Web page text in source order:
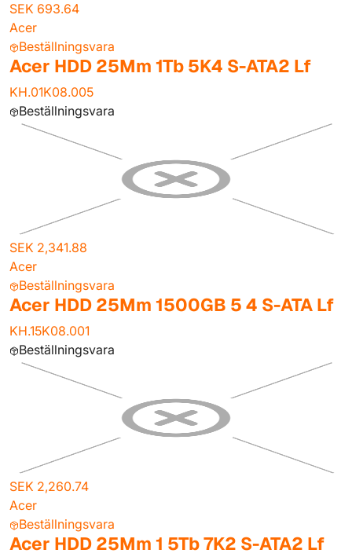
SEK 693.64
Acer
Beställningsvara
Acer HDD 25Mm 1Tb 5K4 S-ATA2 Lf
KH.01K08.005
Beställningsvara
SEK 2,341.88
Acer
Beställningsvara
Acer HDD 25Mm 1500GB 5 4 S-ATA Lf
KH.15K08.001
Beställningsvara
SEK 2,260.74
Acer
Beställningsvara
Acer HDD 25Mm 1 5Tb 7K2 S-ATA2 Lf